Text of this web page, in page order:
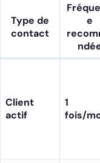
Type de
contact
e
Client
actif
1
fois/